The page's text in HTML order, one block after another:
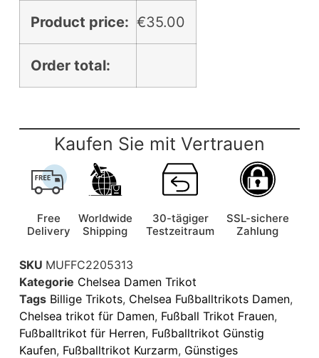
Product price: €35.00
Order total:
Kaufen Sie mit Vertrauen
Free
Delivery
Worldwide
Shipping
30-tägiger
Testzeitraum
SSL-sichere
Zahlung
SKU MUFFC2205313
Kategorie Chelsea Damen Trikot
Tags Billige Trikots, Chelsea Fußballtrikots Damen,
Chelsea trikot für Damen, Fußball Trikot Frauen,
Fußballtrikot für Herren, Fußballtrikot Günstig
Kaufen, Fußballtrikot Kurzarm, Günstiges